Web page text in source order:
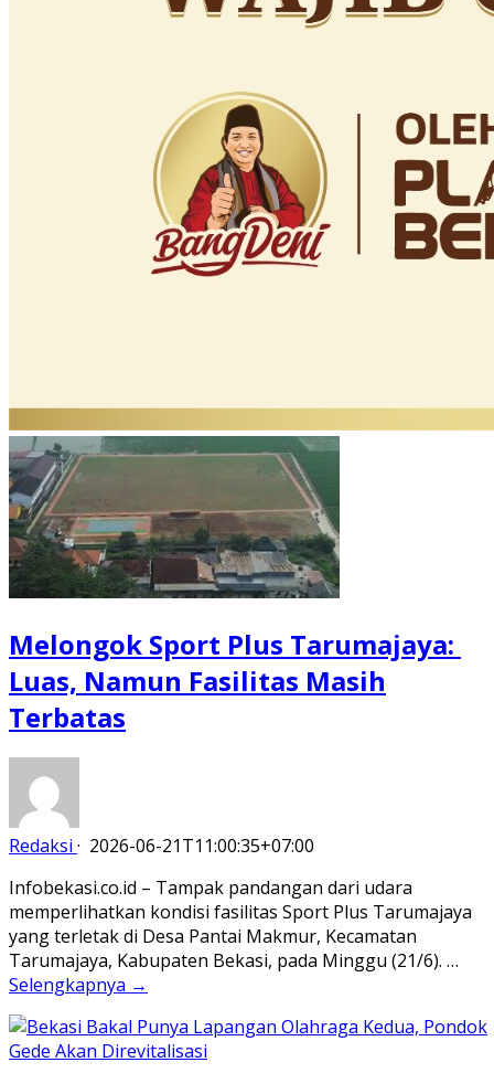
Melongok Sport Plus Tarumajaya:
Luas, Namun Fasilitas Masih
Terbatas
Redaksi · 2026-06-21T11:00:35+07:00
Infobekasi.co.id – Tampak pandangan dari udara
memperlihatkan kondisi fasilitas Sport Plus Tarumajaya
yang terletak di Desa Pantai Makmur, Kecamatan
Tarumajaya, Kabupaten Bekasi, pada Minggu (21/6). …
Selengkapnya →